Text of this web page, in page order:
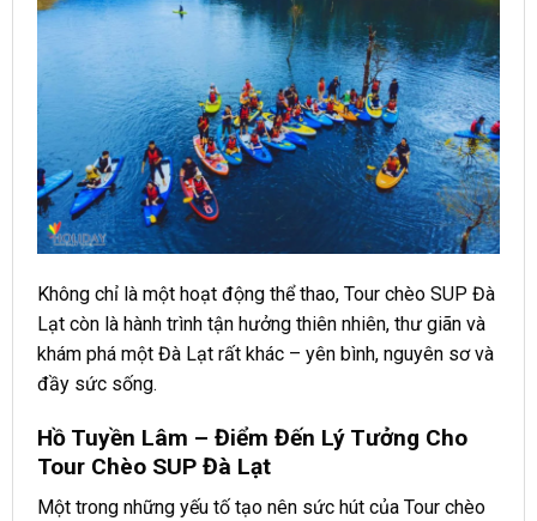
Không chỉ là một hoạt động thể thao, Tour chèo SUP Đà
Lạt còn là hành trình tận hưởng thiên nhiên, thư giãn và
khám phá một Đà Lạt rất khác – yên bình, nguyên sơ và
đầy sức sống.
Hồ Tuyền Lâm – Điểm Đến Lý Tưởng Cho
Tour Chèo SUP Đà Lạt
Một trong những yếu tố tạo nên sức hút của Tour chèo